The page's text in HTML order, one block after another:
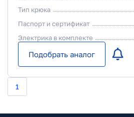
Тип крюка
Паспорт и сертификат
Электрика в комплекте
Подобрать аналог
1